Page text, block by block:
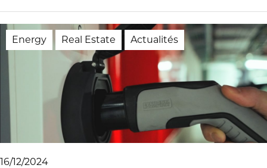
Energy Real Estate Actualités
16/12/2024